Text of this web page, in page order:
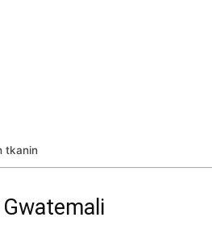
tkanin